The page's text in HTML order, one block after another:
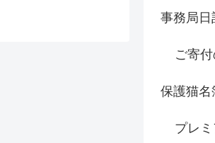
事務局日
ご寄
保護猫名
プレ